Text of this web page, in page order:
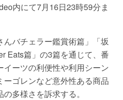
内にて7月16日23時59分ま
バチェラー鑑賞術篇」「坂
Eats篇」の3篇を通じて、番
ーツの利便性や利用シーン
ーゴレンなど意外性ある商品
多様さを訴求する。